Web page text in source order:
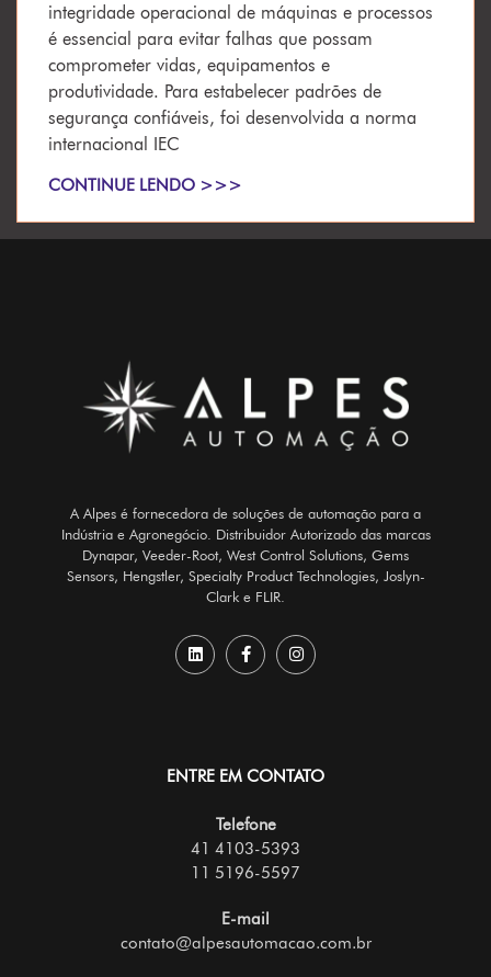
integridade operacional de máquinas e processos
é essencial para evitar falhas que possam
comprometer vidas, equipamentos e
produtividade. Para estabelecer padrões de
segurança confiáveis, foi desenvolvida a norma
internacional IEC
CONTINUE LENDO >>>
A Alpes é fornecedora de soluções de automação para a
Indústria e Agronegócio. Distribuidor Autorizado das marcas
Dynapar, Veeder-Root, West Control Solutions, Gems
Sensors, Hengstler, Specialty Product Technologies, Joslyn-
Clark e FLIR.
ENTRE EM CONTATO
Telefone
41 4103-5393
11 5196-5597
E-mail
contato@alpesautomacao.com.br